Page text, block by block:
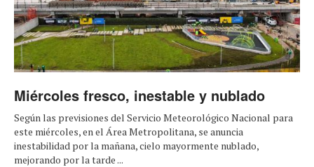
Miércoles fresco, inestable y nublado
Según las previsiones del Servicio Meteorológico Nacional para
este miércoles, en el Área Metropolitana, se anuncia
inestabilidad por la mañana, cielo mayormente nublado,
mejorando por la tarde ...